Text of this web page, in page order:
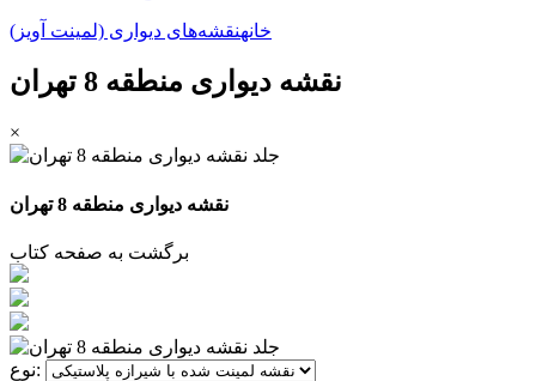
خانهنقشه‌های دیواری (لمینت آویز)
نقشه دیواری منطقه 8 تهران
×
نقشه دیواری منطقه 8 تهران
برگشت به صفحه کتاب
نوع: